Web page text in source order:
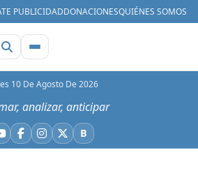
PUBLICIDADDONACIONESQUIÉNES SOMOS
10 De Agosto De 2026
analizar, anticipar
Facebook
Instagram
X BBluesky